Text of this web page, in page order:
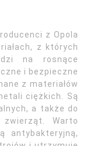
z Opola
z których
na rosnące
i bezpieczne
z materiałów
ciężkich. Są
a także do
zwierząt. Warto
antybakteryjną,